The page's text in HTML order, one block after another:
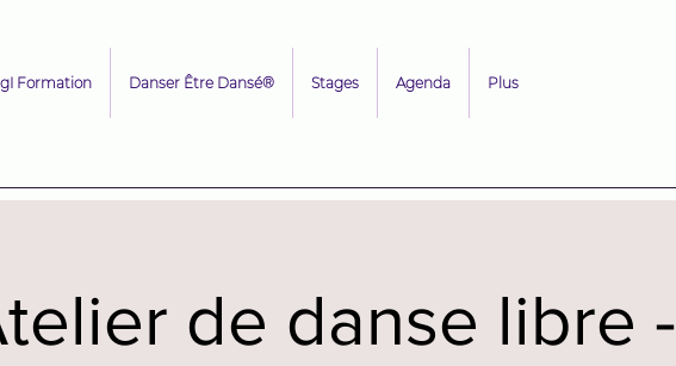
Formation Danser Être Dansé® Stages Agenda Plus
de danse libre -